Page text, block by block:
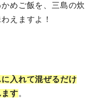
めご飯を、三島の炊
えますよ！
に入れて混ぜるだけ
す。